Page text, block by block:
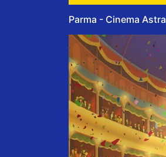
Parma - Cinema Astra